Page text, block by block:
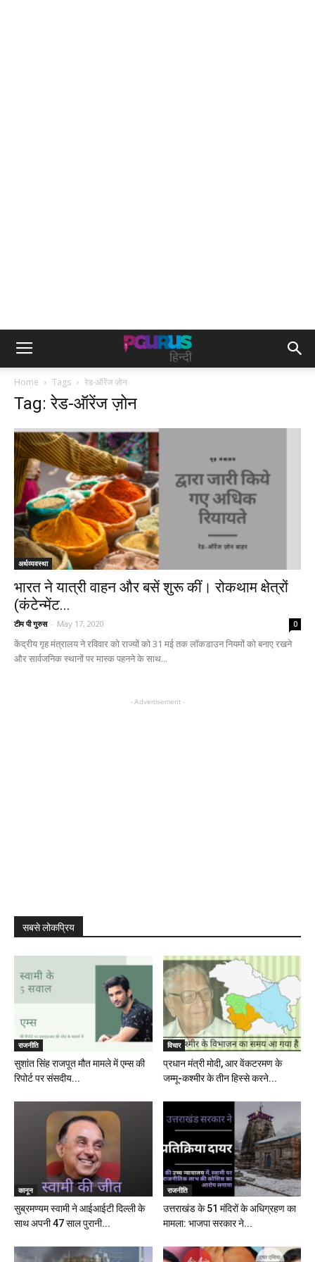
Home Tags रेड-ऑरेंज ज़ोन
Tag: रेड-ऑरेंज ज़ोन
अर्थव्यवस्था
भारत ने यात्री वाहन और बसें शुरू कीं। रोकथाम क्षेत्रों
(कंटेन्मेंट...
टीम पी गुरुस - May 17, 2020 0
केंद्रीय गृह मंत्रालय ने रविवार को राज्यों को 31 मई तक लॉकडाउन नियमों को बनाए रखने
और सार्वजनिक स्थानों पर मास्क पहनने के साथ...
- Advertisement -
सबसे लोकप्रिय
राजनीति
सुशांत सिंह राजपूत मौत मामले में एम्स की
रिपोर्ट पर संसदीय...
विचार
प्रधान मंत्री मोदी, आर वेंकटरमण के
जम्मू-कश्मीर के तीन हिस्से करने...
कानून
सुब्रमण्यम स्वामी ने आईआईटी दिल्ली के
साथ अपनी 47 साल पुरानी...
राजनीति
उत्तराखंड के 51 मंदिरों के अधिग्रहण का
मामला: भाजपा सरकार ने...